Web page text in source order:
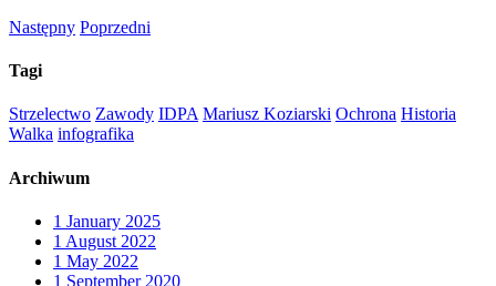
Następny Poprzedni
Tagi
Strzelectwo Zawody IDPA Mariusz Koziarski Ochrona Historia
Walka infografika
Archiwum
1 January 2025
1 August 2022
1 May 2022
1 September 2020